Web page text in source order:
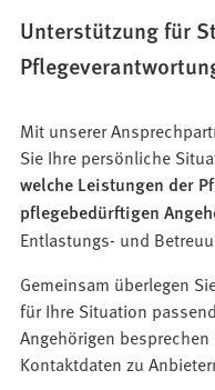
Unterstützung für
Mit unserer
Sie Ihre persönliche
welche Leistungen der
pflegebedürftigen
Entlastungs- und
Gemeinsam überlegen
für Ihre Situation
Angehörigen
Kontaktdaten zu